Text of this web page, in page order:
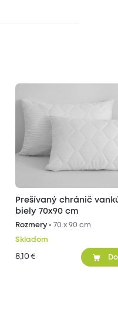
Prešívaný chránič
biely 70x90 cm
Rozmery • 70 x 90 cm
Skladom
8,10 €